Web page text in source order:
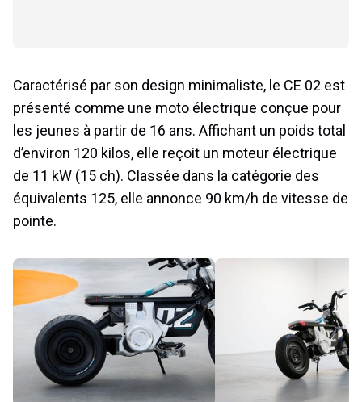
Caractérisé par son design minimaliste, le CE 02 est
présenté comme une moto électrique conçue pour
les jeunes à partir de 16 ans. Affichant un poids total
d’environ 120 kilos, elle reçoit un moteur électrique
de 11 kW (15 ch). Classée dans la catégorie des
équivalents 125, elle annonce 90 km/h de vitesse de
pointe.